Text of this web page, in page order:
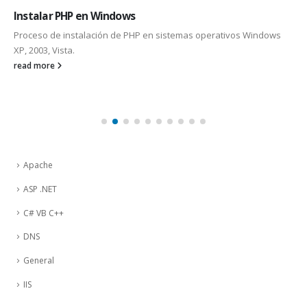
Instalar PHP en Windows
Proceso de instalación de PHP en sistemas operativos Windows
XP, 2003, Vista.
read more
Apache
ASP .NET
C# VB C++
DNS
General
IIS